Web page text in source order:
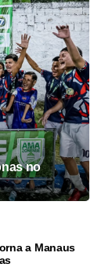
no
a Manaus